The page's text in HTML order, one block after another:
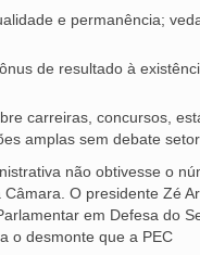
e permanência;
de resultado à
carreiras, concursos,
amplas sem debate
não obtivesse o
O presidente Zé
em Defesa do
o desmonte que a PEC